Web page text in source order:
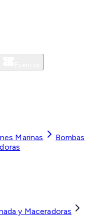
Marinas
Bombas
y Maceradoras